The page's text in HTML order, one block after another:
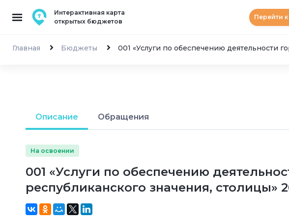
Интерактивная карта
открытых бюджетов
Перейти
Главная Бюджеты 001 «Услуги по обеспечению деятельности
Описание Обращения
На освоении
001 «Услуги по обеспечению
республиканского значения, столицы»